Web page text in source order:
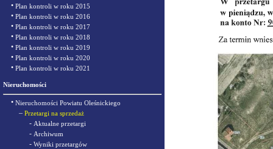
• Plan kontroli w roku 2015
• Plan kontroli w roku 2016
• Plan kontroli w roku 2017
• Plan kontroli w roku 2018
• Plan kontroli w roku 2019
• Plan kontroli w roku 2020
• Plan kontroli w roku 2021
Nieruchomości
• Nieruchomości Powiatu Oleśnickiego
– Przetargi na sprzedaż
- Aktualne przetargi
- Archiwum
- Wyniki przetargów